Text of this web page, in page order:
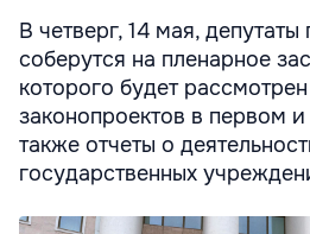
В четверг, 14 мая,
соберутся на пленарное
которого будет
законопроектов в первом
также отчеты о
государственных